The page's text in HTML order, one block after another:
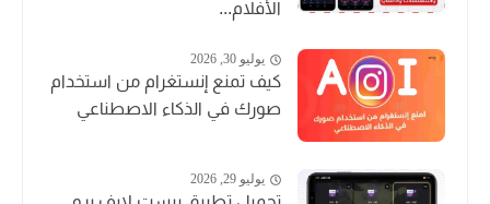
الأفلام...
يوليو 30, 2026
كيف تمنع إنستغرام من استخدام
صورك في الذكاء الاصطناعي
يوليو 29, 2026